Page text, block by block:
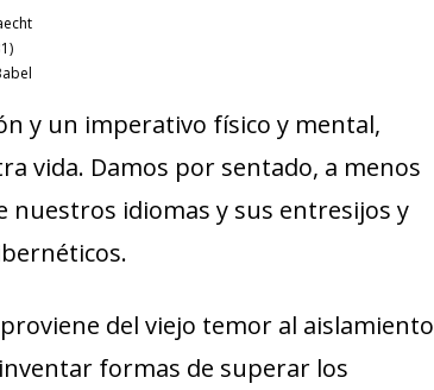
y un imperativo físico y mental,
vida. Damos por sentado, a menos
idiomas y sus entresijos y
del viejo temor al aislamiento
formas de superar los